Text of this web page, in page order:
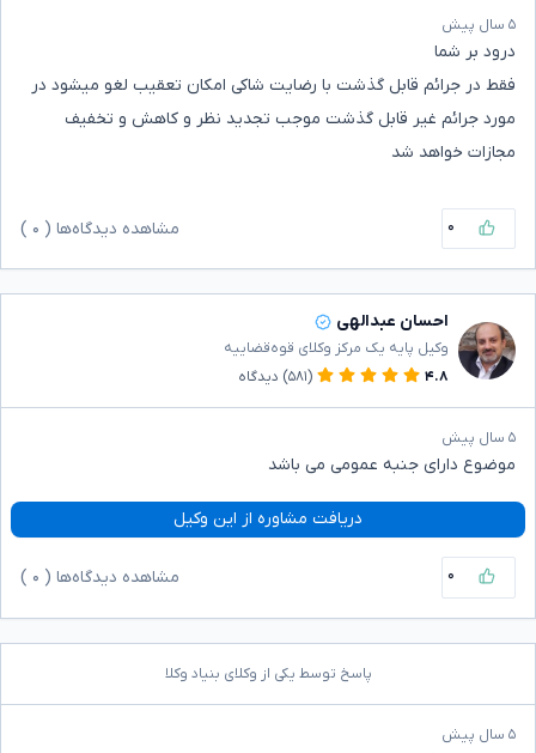
۵ سال پیش
درود بر شما
فقط در جرائم قابل گذشت با رضایت شاکی امکان تعقیب لغو میشود در
مورد جرائم غیر قابل گذشت موجب تجدید نظر و کاهش و تخفیف
مجازات خواهد شد
۰ مشاهده دیدگاه‌ها ( ۰
احسان عبدالهی
وکیل پایه یک مرکز وکلای قوه‌قضاییه
۴.۸
(۵۸۱) دیدگاه
۵ سال پیش
موضوع دارای جنبه عمومی می باشد
دریافت مشاوره از این وکیل
۰ مشاهده دیدگاه‌ها ( ۰
پاسخ توسط یکی از وکلای بنیاد وکلا
۵ سال پیش